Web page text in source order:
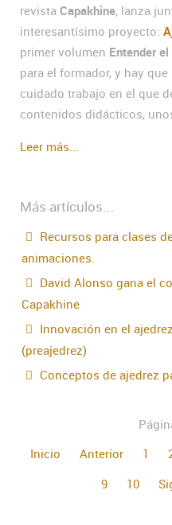
revista Capakhine, lanza
interesantísimo proyecto:
primer volumen Entender
para el formador, y hay
cuidado trabajo en el que
contenidos didácticos,
Leer más...
Más artículos...
Recursos para clases
animaciones.
David Alonso gana el
Capakhine
Innovación en el
(preajedrez)
Conceptos de ajedrez
Inicio
Anterior 1
9
10